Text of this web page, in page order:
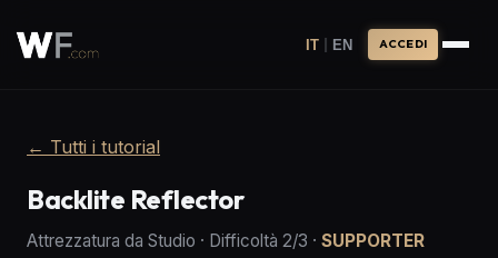
IT | EN ACCEDI
← Tutti i tutorial
Backlite Reflector
Attrezzatura da Studio · Difficoltà 2/3 · SUPPORTER